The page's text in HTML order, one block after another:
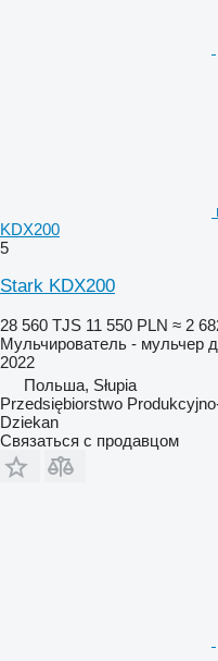
KDX200
5
Stark KDX200
28 560 TJS 11 550 PLN ≈ 2
Мульчирователь - мульчер
2022
Польша, Słupia
Przedsiębiorstwo
Dziekan
Связаться с продавцом